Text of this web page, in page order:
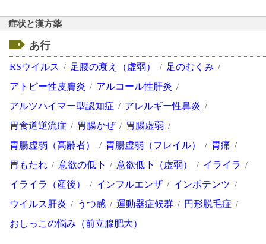
症状と漢方薬
あ行
RSウイルス 足腰の衰え（虚弱）
足のむくみ
アトピー性皮膚炎
アルコール性肝炎
アルツハイマー型認知症
アレルギー性鼻炎
胃食道逆流症
胃腸かぜ
胃腸虚弱
胃腸虚弱（高齢者）
胃腸虚弱（フレイル）
胃痛
胃もたれ
意欲の低下 意欲低下（虚弱）
イライラ
イライラ（産後）
インフルエンザ
インポテンツ
ウイルス肝炎
うつ感 運動器症候群
円形脱毛症
おしっこの悩み（前立腺肥大）